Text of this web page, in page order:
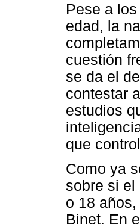
Pese a
edad, la
cuestión
se da el
contestar
estudios
que
Como ya
sobre si el
o 18
Binet. En